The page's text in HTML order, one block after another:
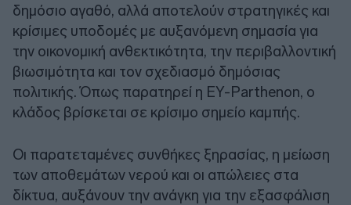
δημόσιο αγαθό, αλλά αποτελούν στρατηγικές και
κρίσιμες υποδομές με αυξανόμενη σημασία για
την οικονομική ανθεκτικότητα, την περιβαλλοντική
βιωσιμότητα και τον σχεδιασμό δημόσιας
πολιτικής. Όπως παρατηρεί η EY-Parthenon, ο
κλάδος βρίσκεται σε κρίσιμο σημείο καμπής.
Οι παρατεταμένες συνθήκες ξηρασίας, η μείωση
των αποθεμάτων νερού και οι απώλειες στα
δίκτυα, αυξάνουν την ανάγκη για την εξασφάλιση